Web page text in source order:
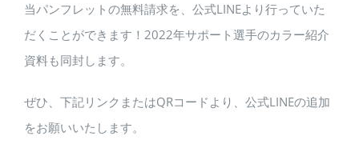
当パンフレットの無料請求を、公式LINEより行っていた
だくことができます！2022年サポート選手のカラー紹介
資料も同封します。
ぜひ、下記リンクまたはQRコードより、公式LINEの追加
をお願いいたします。